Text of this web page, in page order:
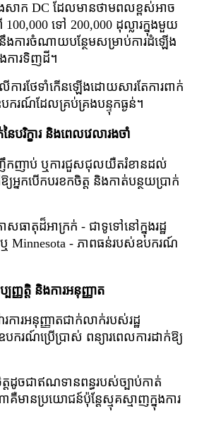
ងសាក DC ដែលមានថាមពលខ្ពស់អាច
ទៅ 200,000 ដុល្លារក្នុងមួយ
ការចំណាយបន្ថែមសម្រាប់ការដំឡើង
ងការទិញដី។
ារថែទាំកើនឡើងដោយសារតែការពាក់
ករណ៍ដែលគ្រប់គ្រងបន្ទុកធ្ងន់។
ៃបរិក្ខារ និងពេលវេលារងចាំ
ញឹកញាប់ ឬការជួសជុលយឺតរំខានដល់
ើឱ្យអ្នកបើកបរខកចិត្ត និងកាត់បន្ថយប្រាក់
សធាតុដ៏អាក្រក់ - ជាទូទៅនៅក្នុងរដ្ឋ
ឬ Minnesota - ភាពធន់របស់ឧបករណ៍
ញ្ញត្តិ និងការអនុញ្ញាត
ការអនុញ្ញាតជាក់លាក់របស់រដ្ឋ
បករណ៍ប្រើប្រាស់ ពន្យារពេលការដាក់ឱ្យ
តដូចជាឥណទានពន្ធរបស់ច្បាប់កាត់
មានប្រយោជន៍ប៉ុន្តែស្មុគស្មាញក្នុងការ